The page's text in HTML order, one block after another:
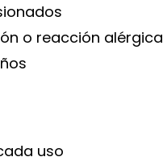
o reacción alérgica
uso